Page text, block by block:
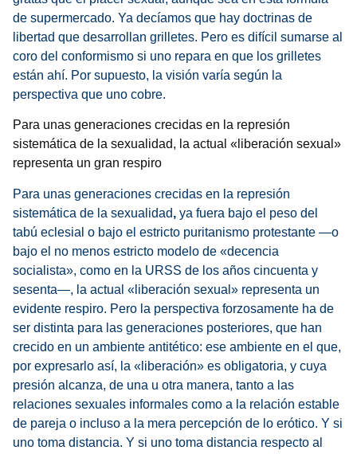
de supermercado. Ya decíamos que hay doctrinas de
libertad que desarrollan grilletes. Pero es difícil sumarse al
coro del conformismo si uno repara en que los grilletes
están ahí. Por supuesto, la visión varía según la
perspectiva que uno cobre.
Para unas generaciones crecidas en la represión
sistemática de la sexualidad, la actual «liberación sexual»
representa un gran respiro
Para unas generaciones crecidas en la represión
sistemática de la sexualidad, ya fuera bajo el peso del
tabú eclesial o bajo el estricto puritanismo protestante —o
bajo el no menos estricto modelo de «decencia
socialista», como en la URSS de los años cincuenta y
sesenta—, la actual «liberación sexual» representa un
evidente respiro. Pero la perspectiva forzosamente ha de
ser distinta para las generaciones posteriores, que han
crecido en un ambiente antitético: ese ambiente en el que,
por expresarlo así, la «liberación» es obligatoria, y cuya
presión alcanza, de una u otra manera, tanto a las
relaciones sexuales informales como a la relación estable
de pareja o incluso a la mera percepción de lo erótico. Y si
uno toma distancia. Y si uno toma distancia respecto al